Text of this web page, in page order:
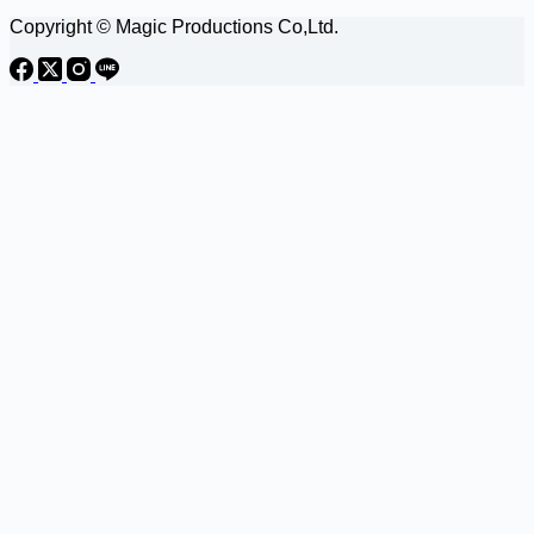
Copyright © Magic Productions Co,Ltd.